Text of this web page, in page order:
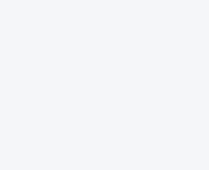
商品エイリア
同じものが商
ド」に登録さ
「変換後の明
アクションが